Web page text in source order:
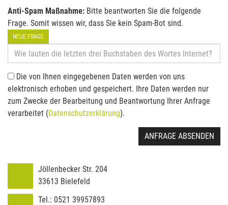
Anti-Spam Maßnahme: Bitte beantworten Sie die folgende
Frage. Somit wissen wir, dass Sie kein Spam-Bot sind.
NEUE FRAGE
Die von Ihnen eingegebenen Daten werden von uns
elektronisch erhoben und gespeichert. Ihre Daten werden nur
zum Zwecke der Bearbeitung und Beantwortung Ihrer Anfrage
verarbeitet (Datenschutzerklärung).
ANFRAGE ABSENDEN
Jöllenbecker Str. 204
33613 Bielefeld
Tel.: 0521 39957893